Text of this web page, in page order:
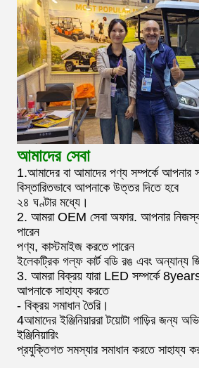
আমাদের সেবা
1.আমাদের বা আমাদের পণ্য সম্পর্কে
বিস্তারিতভাবে আপনাকে উত্তর দিতে হবে
২৪ ঘণ্টার মধ্যে।
2. আমরা OEM সেবা অফার. আপনার
পারেন
পণ্য, কাস্টমাইজ করতে পারেন
ইলেকট্রিক গল্ফ কার্ট বডি রঙ এবং অন্যান্য
3. আমরা বিক্রয় যারা LED সম্পর্কে
আপনাকে সাহায্য করতে
- বিক্রয় সমাধান তৈরি।
4আমাদের ইঞ্জিনিয়াররা টয়োটা গাড়ির জন্য
ইঞ্জিনিয়ারিং
প্রযুক্তিগত সমস্যার সমাধান করতে সাহায্য